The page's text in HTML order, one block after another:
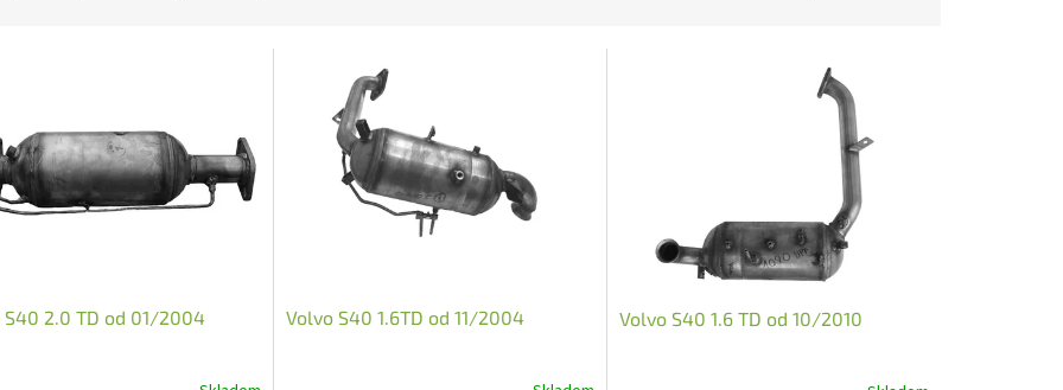
S40 2.0 TD od 01/2004 Volvo S40 1.6TD od 11/2004 Volvo S40 1.6 TD od 10/2010